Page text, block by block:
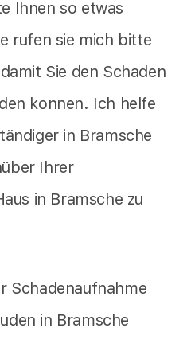
Ihnen so etwas
rufen sie mich bitte
Sie den Schaden
konnen. Ich helfe
in Bramsche
Ihrer
in Bramsche zu
Schadenaufnahme
in Bramsche